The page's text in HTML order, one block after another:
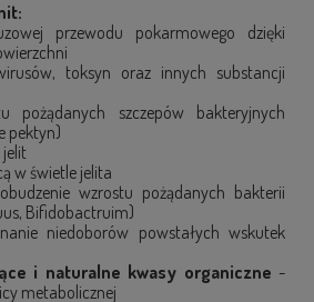
przewodu pokarmowego dzięki
toksyn oraz innych substancji
pożądanych szczepów bakteryjnych
pektyn)
w świetle jelita
wzrostu pożądanych bakterii
Bifidobactruim)
niedoborów powstałych wskutek
i naturalne kwasy organiczne -
metabolicznej